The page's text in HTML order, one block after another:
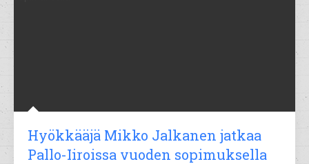
Hyökkääjä Mikko Jalkanen jatkaa
Pallo-Iiroissa vuoden sopimuksella